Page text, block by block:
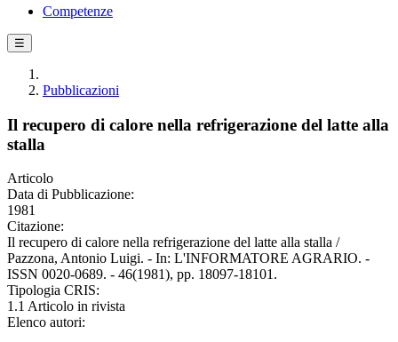
Competenze
☰
Pubblicazioni
Il recupero di calore nella refrigerazione del latte alla
stalla
Articolo
Data di Pubblicazione:
1981
Citazione:
Il recupero di calore nella refrigerazione del latte alla stalla /
Pazzona, Antonio Luigi. - In: L'INFORMATORE AGRARIO. -
ISSN 0020-0689. - 46(1981), pp. 18097-18101.
Tipologia CRIS:
1.1 Articolo in rivista
Elenco autori: